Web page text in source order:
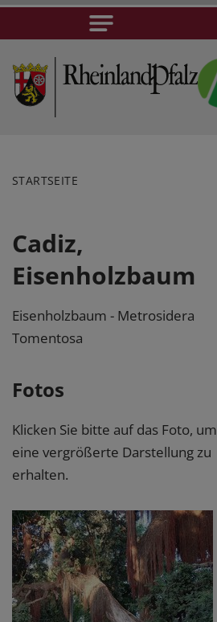
STARTSEITE
Cadiz,
Eisenholzbaum
Eisenholzbaum - Metrosidera
Tomentosa
Fotos
Klicken Sie bitte auf das Foto, um
eine vergrößerte Darstellung zu
erhalten.